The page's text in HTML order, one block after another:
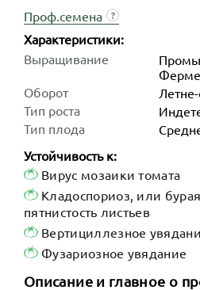
Проф.семена
?
Характеристики:
Выращивание
Оборот
Тип роста
Тип плода
Устойчивость к:
Вирус мозаики томата
Кладоспориоз, или бурая
пятнистость листьев
Вертициллезное
Фузариозное увядание
Описание и главное о